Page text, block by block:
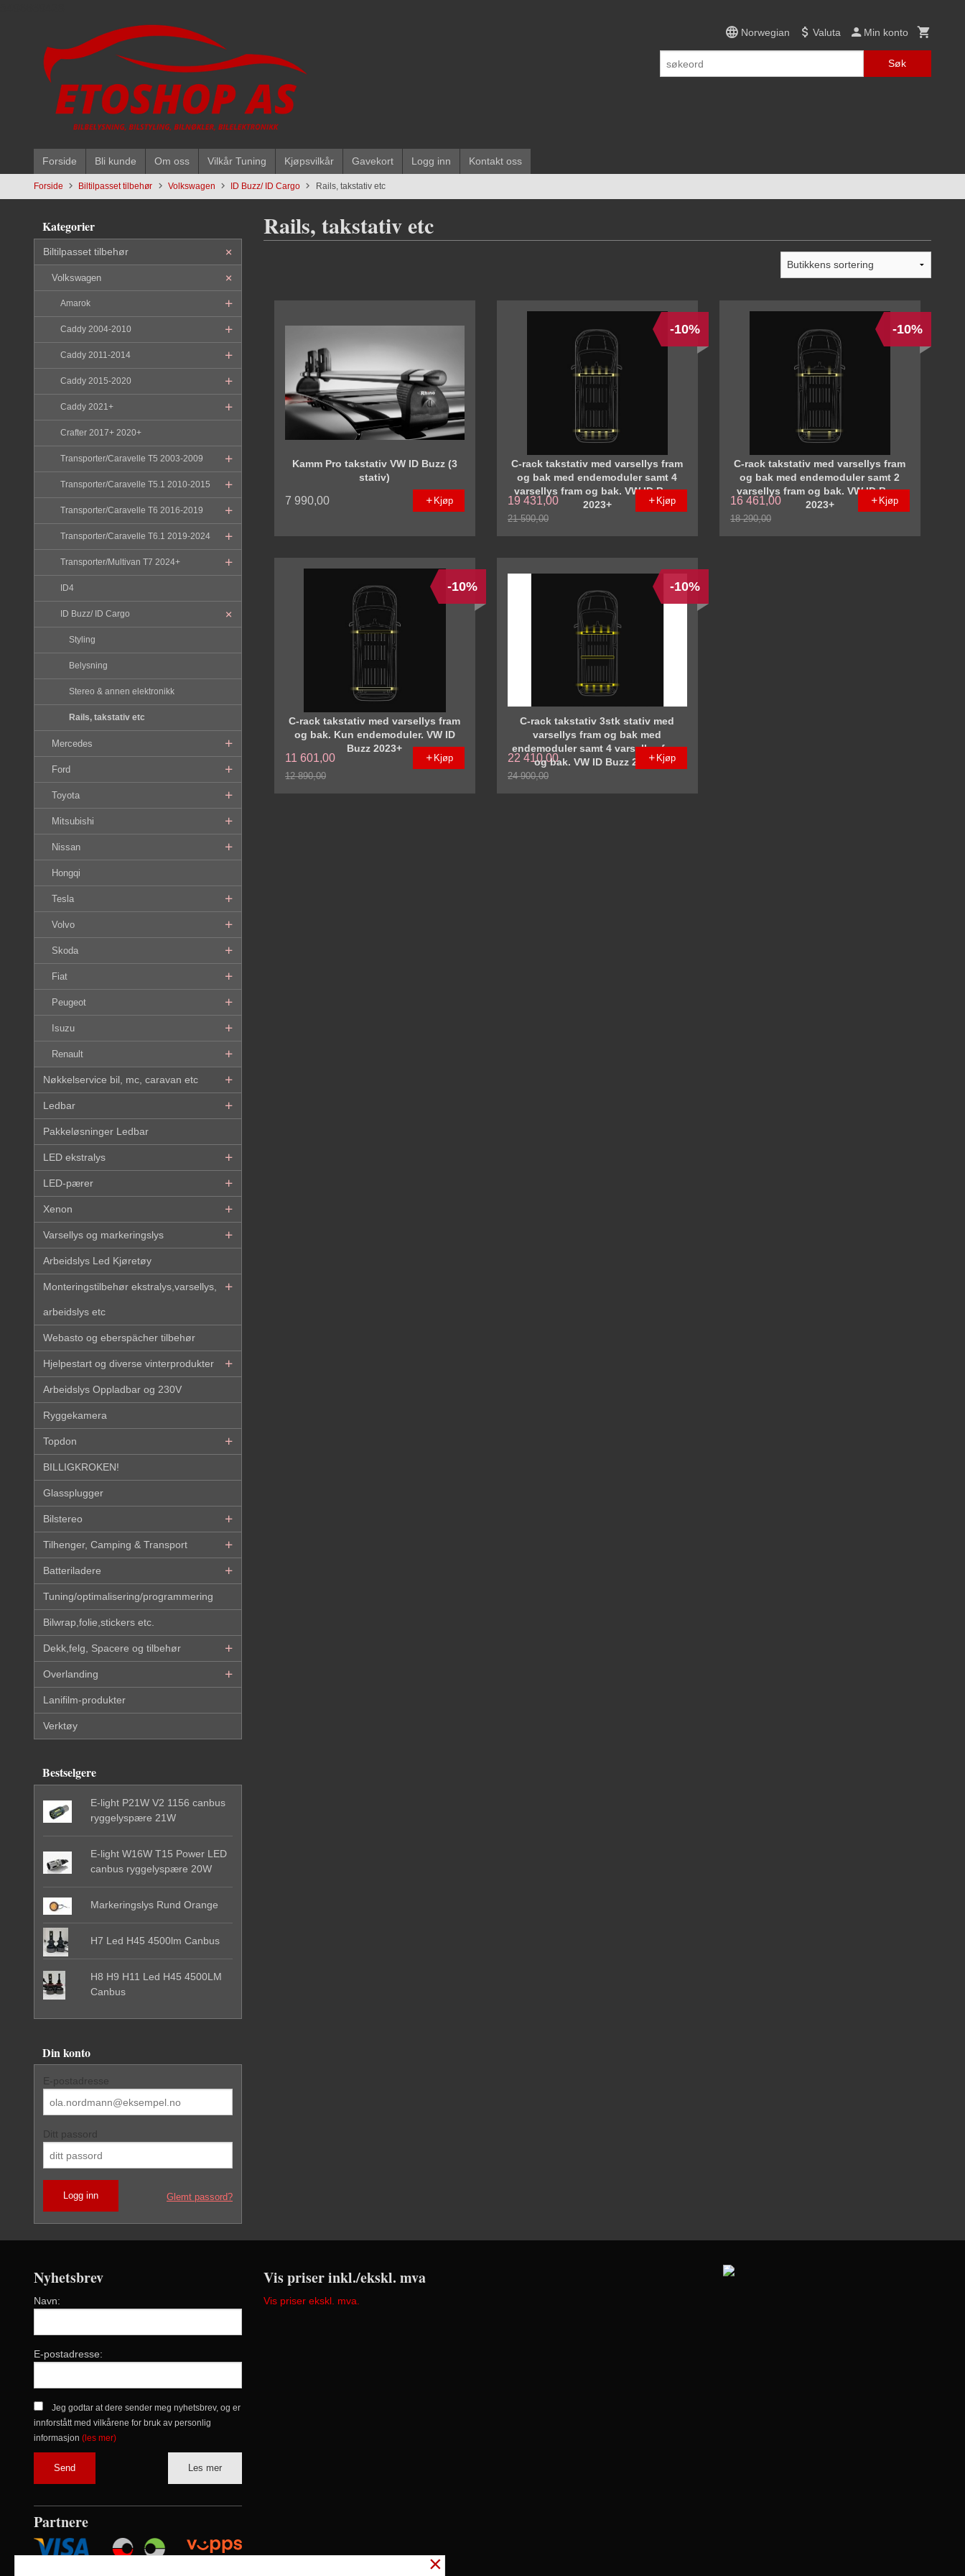
innholdet
Norwegian Valuta Min konto
Søk
Forside Bli kunde Om oss Vilkår Tuning Kjøpsvilkår Gavekort Logg inn Kontakt oss
Forside Biltilpasset tilbehør Volkswagen ID Buzz/ ID Cargo Rails, takstativ etc
Kategorier
Biltilpasset tilbehør
Volkswagen
Amarok
Caddy 2004-2010
Caddy 2011-2014
Caddy 2015-2020
Caddy 2021+
Crafter 2017+ 2020+
Transporter/Caravelle T5 2003-2009
Transporter/Caravelle T5.1 2010-2015
Transporter/Caravelle T6 2016-2019
Transporter/Caravelle T6.1 2019-2024
Transporter/Multivan T7 2024+
ID4
ID Buzz/ ID Cargo
Styling
Belysning
Stereo & annen elektronikk
Rails, takstativ etc
Mercedes
Ford
Toyota
Mitsubishi
Nissan
Hongqi
Tesla
Volvo
Skoda
Fiat
Peugeot
Isuzu
Renault
Nøkkelservice bil, mc, caravan etc
Ledbar
Pakkeløsninger Ledbar
LED ekstralys
LED-pærer
Xenon
Varsellys og markeringslys
Arbeidslys Led Kjøretøy
Monteringstilbehør ekstralys,varsellys,
arbeidslys etc
Webasto og eberspächer tilbehør
Hjelpestart og diverse vinterprodukter
Arbeidslys Oppladbar og 230V
Ryggekamera
Topdon
BILLIGKROKEN!
Glassplugger
Bilstereo
Tilhenger, Camping & Transport
Batteriladere
Tuning/optimalisering/programmering
Bilwrap,folie,stickers etc.
Dekk,felg, Spacere og tilbehør
Overlanding
Lanifilm-produkter
Verktøy
Bestselgere
E-light P21W V2 1156 canbus
ryggelyspære 21W
E-light W16W T15 Power LED
canbus ryggelyspære 20W
Markeringslys Rund Orange
H7 Led H45 4500lm Canbus
H8 H9 H11 Led H45 4500LM
Canbus
Din konto
E-postadresse
Ditt passord
Glemt passord?
Rails, takstativ etc
Kamm Pro takstativ VW ID Buzz (3
stativ)
7 990,00 Kjøp
C-rack takstativ med varsellys fram
og bak med endemoduler samt 4
varsellys fram og bak. VW ID Buzz
2023+
19 431,00
21 590,00
-10%
Kjøp
C-rack takstativ med varsellys fram
og bak med endemoduler samt 2
varsellys fram og bak. VW ID Buzz
2023+
16 461,00
18 290,00
-10%
Kjøp
C-rack takstativ med varsellys fram
og bak. Kun endemoduler. VW ID
Buzz 2023+
11 601,00
12 890,00
-10%
Kjøp
C-rack takstativ 3stk stativ med
varsellys fram og bak med
endemoduler samt 4 varsellys fram
og bak. VW ID Buzz 2023+
22 410,00
24 900,00
-10%
Kjøp
Nyhetsbrev
Navn:
E-postadresse:
Jeg godtar at dere sender meg nyhetsbrev, og er
innforstått med vilkårene for bruk av personlig
informasjon (les mer)
Les mer
Partnere
Vis priser inkl./ekskl. mva
Vis priser ekskl. mva.
×